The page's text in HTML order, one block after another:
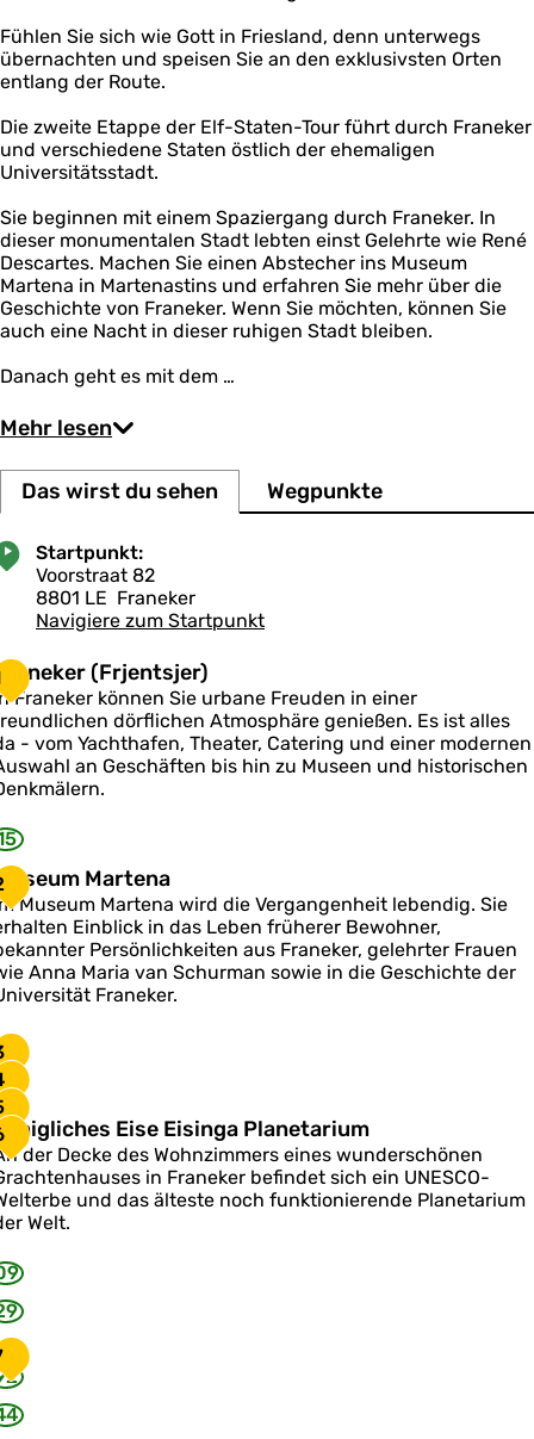
a
n
e
a
r
i
m
e
a
e
a
r
Fühlen Sie sich wie Gott in Friesland, denn unterwegs
übernachten und speisen Sie an den exklusivsten Orten
entlang der Route.
Die zweite Etappe der Elf-Staten-Tour führt durch Franeker
und verschiedene Staten östlich der ehemaligen
Universitätsstadt.
Sie beginnen mit einem Spaziergang durch Franeker. In
dieser monumentalen Stadt lebten einst Gelehrte wie René
Descartes. Machen Sie einen Abstecher ins Museum
Martena in Martenastins und erfahren Sie mehr über die
Geschichte von Franeker. Wenn Sie möchten, können Sie
auch eine Nacht in dieser ruhigen Stadt bleiben.
Danach geht es mit dem …
Mehr lesen
Das wirst du sehen Wegpunkte
Startpunkt:
Voorstraat 82
8801 LE Franeker
Navigiere zum Startpunkt
(Frjentsjer)
Franeker können Sie urbane Freuden in einer
dörflichen Atmosphäre genießen. Es ist alles
- vom Yachthafen, Theater, Catering und einer modernen
an Geschäften bis hin zu Museen und historischen
Martena
Museum Martena wird die Vergangenheit lebendig. Sie
Einblick in das Leben früherer Bewohner,
Persönlichkeiten aus Franeker, gelehrter Frauen
Anna Maria van Schurman sowie in die Geschichte der
Franeker.
Eise Eisinga Planetarium
der Decke des Wohnzimmers eines wunderschönen
in Franeker befindet sich ein UNESCO-
und das älteste noch funktionierende Planetarium
Welt.